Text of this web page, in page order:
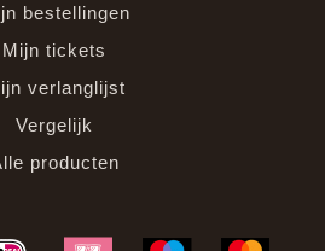
bestellingen
Mijn tickets
verlanglijst
Vergelijk
producten